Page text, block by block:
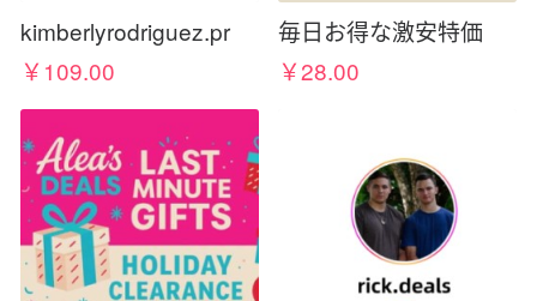
kimberlyrodriguez.pr
￥109.00
毎日お得な激安特価
￥28.00